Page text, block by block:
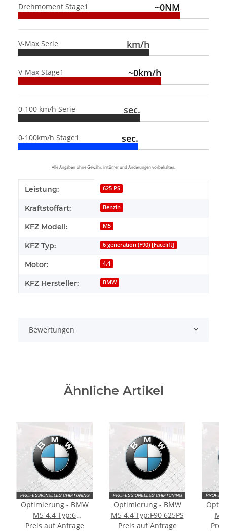
Drehmoment Stage1 ~0NM
V-Max Serie km/h
V-Max Stage1 ~0km/h
0-100 km/h Serie sec.
0-100km/h Stage1 sec.
Alle Angaben ohne Gewähr, Irrtümer und Änderungen vorbehalten.
Produkteigenschaft
Wert
Leistung: 625 PS
Kraftstoffart: Benzin
KFZ Modell: M5
KFZ Typ: 6 generation (F90) [Facelift]
Motor: 4.4
KFZ Hersteller: BMW
Bewertungen
Ähnliche Artikel
Optimierung - BMW
M5 4.4 Typ:6
generation (F90)
Preis auf Anfrage
Optimierung - BMW
M5 4.4 Typ:F90 625PS
Preis auf Anfrage
M5